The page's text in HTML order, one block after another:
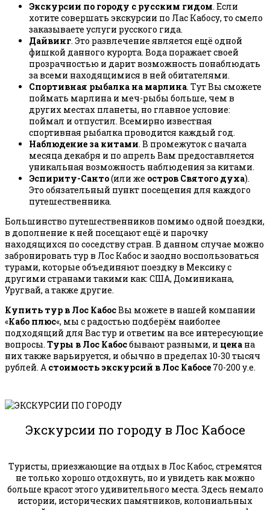
Экскурсии по городу с русским гидом. Если
хотите совершать экскурсии по Лас Кабосу, то смело
заказываете услуги русского гида.
Дайвинг. Это развлечение является ещё одной
фишкой данного курорта. Вода поражает своей
прозрачностью и дарит возможность понаблюдать
за всеми находящимися в ней обитателями.
Спортивная рыбалка на марлина. Тут Вы сможете
поймать марлина и меч-рыбы больше, чем в
других местах планеты, но главное условие:
поймал и отпустил. Всемирно известная
спортивная рыбалка проводится каждый год.
Наблюдение за китами. В промежуток с начала
месяца декабря и по апрель Вам предоставляется
уникальная возможность наблюдения за китами.
Эспириту-Санто(или же остров Святого духа).
Это обязательный пункт посещения для каждого
путешественника.
Большинство путешественников помимо одной поездки,
в дополнение к ней посещают ещё и парочку
находящихся по соседству стран. В данном случае можно
забронировать тур в Лос Кабос и заодно воспользоваться
турами, которые объединяют поездку в Мексику с
другими странами такими как: США, Доминикана,
Уругвай, а также другие.
Купить тур в Лос КабосВы можете в нашей компании
«Кабо плюс«, мы с радостью подберём наиболее
подходящий для Вас тур и ответим на все интересующие
вопросы. Туры в Лос Кабосбывают разными, и цена на
них также варьируется, и обычно в пределах 10-30 тысяч
рублей. А стоимость экскурсий в Лос Кабосе 70-200 у.е.
Экскурсии по городу в Лос Кабосе
Туристы, приезжающие на отдых в Лос Кабос, стремятся
не только хорошо отдохнуть, но и увидеть как можно
больше красот этого удивительного места. Здесь немало
истории, исторических памятников, колониальных